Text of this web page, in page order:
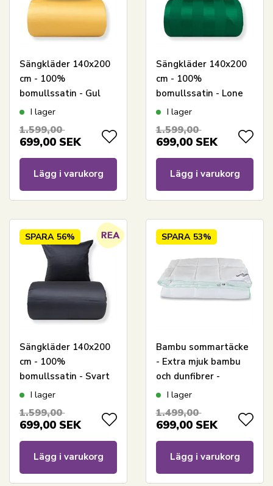
Sängkläder 140x200
cm - 100%
bomullssatin - Gul
med vit pipingkant
I lager
1.599,00
699,00 SEK
Lägg i varukorg
Sängkläder 140x200
cm - 100%
bomullssatin - Lone
grön - Randigt,
sängkläder - Extra
mjukt sängset från By
I lager
1.599,00
699,00 SEK
Lägg i varukorg
SPARA 56%
Sängkläder 140x200
cm - 100%
bomullssatin - Svart
med vit pipingkant
I lager
1.599,00
699,00 SEK
Lägg i varukorg
SPARA 53%
Bambu sommartäcke
- Extra mjuk bambu
och dunfibrer -
140x200 cm - Borg
I lager
1.499,00
699,00 SEK
Lägg i varukorg